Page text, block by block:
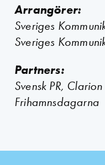
Arrangörer:
Sveriges
Sveriges
Partners:
Svensk PR,
Frihamnsdagarna